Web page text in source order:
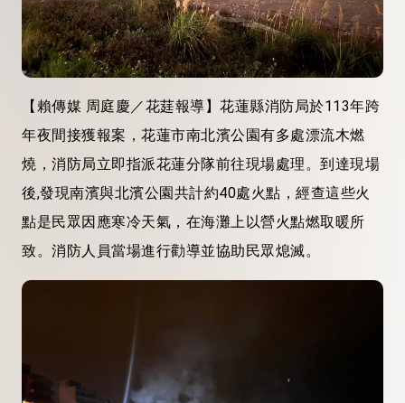
【賴傳媒 周庭慶／花莛報導】花蓮縣消防局於113年跨
年夜間接獲報案，花蓮市南北濱公園有多處漂流木燃
燒，消防局立即指派花蓮分隊前往現場處理。到達現場
後,發現南濱與北濱公園共計約40處火點，經查這些火
點是民眾因應寒冷天氣，在海灘上以營火點燃取暖所
致。消防人員當場進行勸導並協助民眾熄滅。